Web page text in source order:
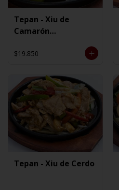
Tepan - Xiu de
Camarón
$19.850
Tepan - Xiu de Cerdo